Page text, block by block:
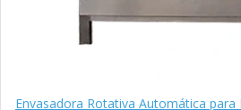
Envasadora Rotativa Automática